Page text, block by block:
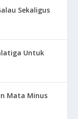
Sekaligus
Untuk
Mata Minus